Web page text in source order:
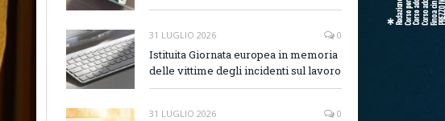
31 LUGLIO 2026 0
Istituita Giornata europea in memoria
delle vittime degli incidenti sul lavoro
31 LUGLIO 2026 0